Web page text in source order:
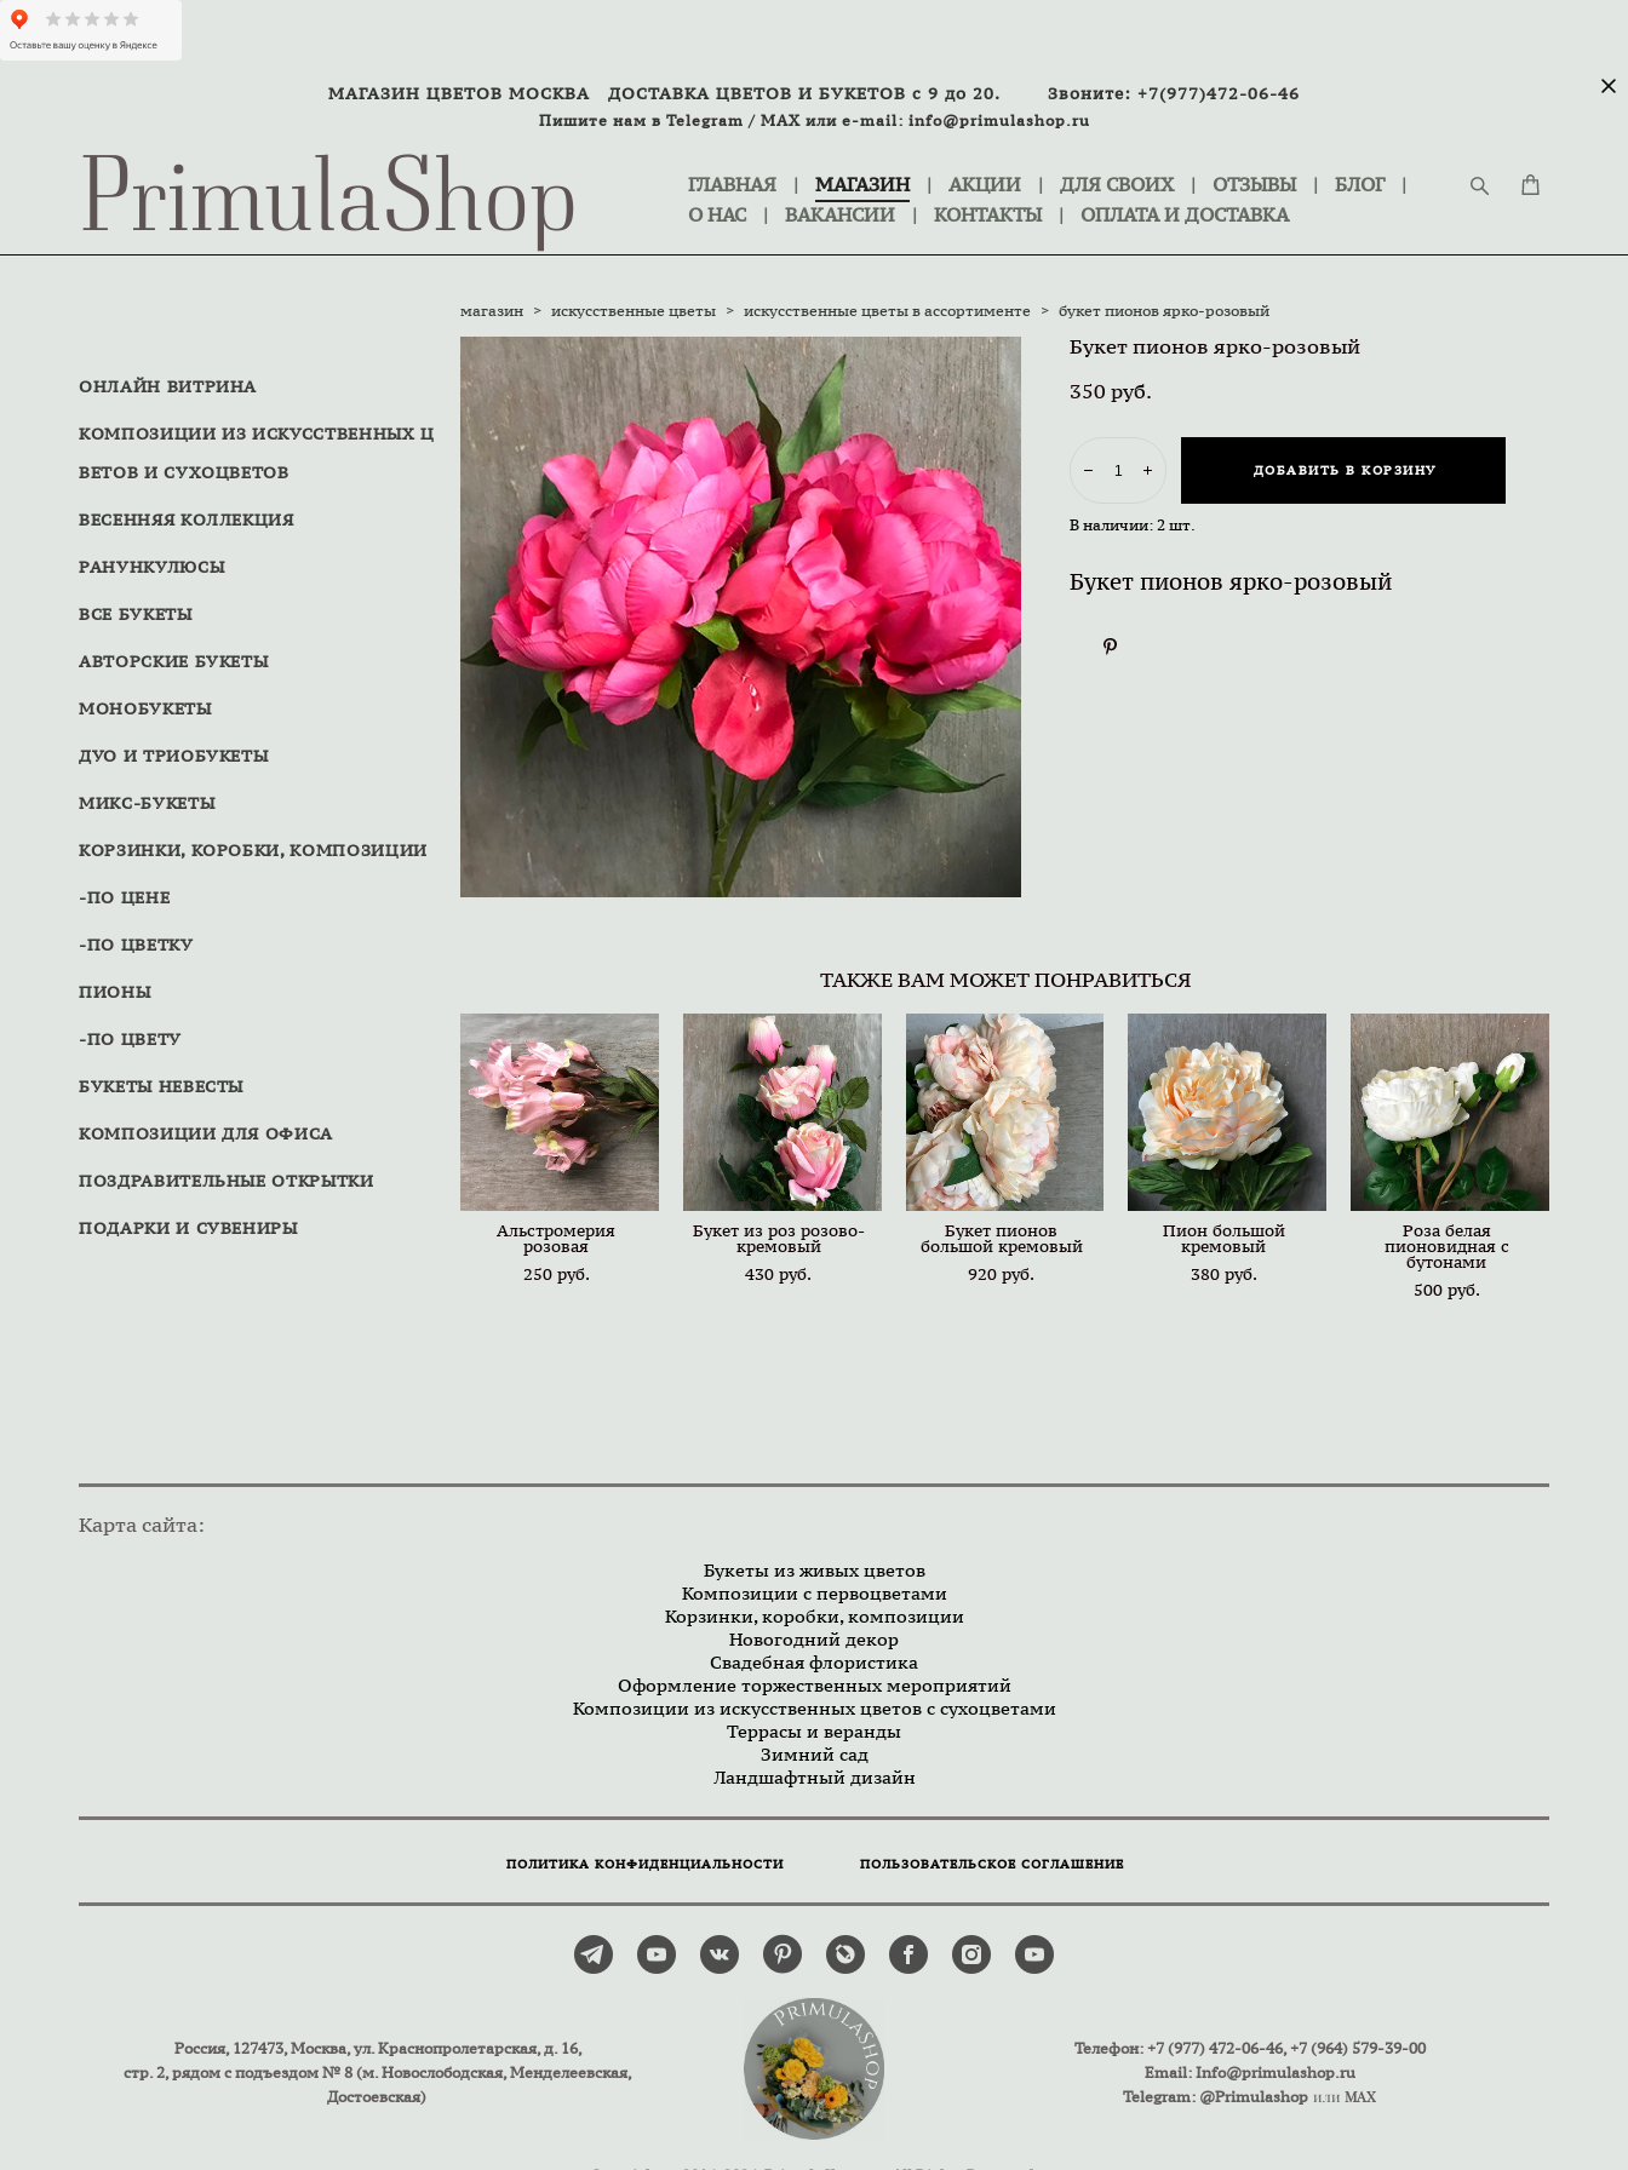
МАГАЗИН ЦВЕТОВ МОСКВА ДОСТАВКА ЦВЕТОВ И БУКЕТОВ с 9 до 20. Звоните: +7(977)472-06-46
Пишите нам в Telegram / MAXилиe-mail: info@primulashop.ru
PrimulaShop ГЛАВНАЯ | МАГАЗИН | АКЦИИ | ДЛЯ СВОИХ | ОТЗЫВЫ | БЛОГ
|
О НАС
| ВАКАНСИИ | КОНТАКТЫ | ОПЛАТА И ДОСТАВКА
ОНЛАЙН ВИТРИНА
КОМПОЗИЦИИ ИЗ ИСКУССТВЕННЫХ Ц
ВЕТОВ И СУХОЦВЕТОВ
ВЕСЕННЯЯ КОЛЛЕКЦИЯ
РАНУНКУЛЮСЫ
ВСЕ БУКЕТЫ
АВТОРСКИЕ БУКЕТЫ
МОНОБУКЕТЫ
ДУО И ТРИОБУКЕТЫ
МИКС-БУКЕТЫ
КОРЗИНКИ, КОРОБКИ, КОМПОЗИЦИИ
-ПО ЦЕНЕ
-ПО ЦВЕТКУ
ПИОНЫ
-ПО ЦВЕТУ
БУКЕТЫ НЕВЕСТЫ
КОМПОЗИЦИИ ДЛЯ ОФИСА
ПОЗДРАВИТЕЛЬНЫЕ ОТКРЫТКИ
ПОДАРКИ И СУВЕНИРЫ
магазин > искусственные цветы > искусственные цветы в ассортименте > букет пионов ярко-розовый
Букет пионов ярко-розовый
350 pуб.
В наличии:2 шт.
ДОБАВИТЬ В КОРЗИНУ
Букет пионов ярко-розовый
ТАКЖЕ ВАМ МОЖЕТ ПОНРАВИТЬСЯ
Альстромерия
розовая
250 pуб.
Букет из роз розово-
кремовый
430 pуб.
Букет пионов
большой кремовый
920 pуб.
Пион большой
кремовый
380 pуб.
Роза белая
пионовидная с
бутонами
500 pуб.
Карта сайта:
Букеты из живых цветов
Композиции с первоцветами
Корзинки, коробки, композиции
Новогодний декор
Свадебная флористика
Оформление торжественных мероприятий
Композиции из искусственных цветов с сухоцветами
Террасы и веранды
Зимний сад
Ландшафтный дизайн
ПОЛИТИКА КОНФИДЕНЦИАЛЬНОСТИ ПОЛЬЗОВАТЕЛЬСКОЕ СОГЛАШЕНИЕ
Россия, 127473, Москва, ул. Краснопролетарская, д. 16,
стр. 2, рядом с подъездом № 8 (м. Новослободская, Менделеевская,
Достоевская)
Телефон: +7 (977) 472-06-46, +7 (964) 579-39-00
Email: Info@primulashop.ru
Telegram: @Primulashop илиMAX